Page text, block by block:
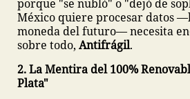
porque "se nubló" o "dejó de
México quiere procesar datos
moneda del futuro— necesita
sobre todo, Antifrágil.
2. La Mentira del 100%
Plata"